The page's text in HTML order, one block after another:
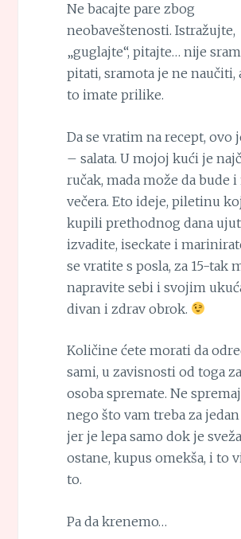
Ne bacajte pare zbog
neobaveštenosti. Istražujte,
„guglajte“, pitajte… nije
pitati, sramota je ne naučiti,
to imate prilike.
Da se vratim na recept, ovo
– salata. U mojoj kući je
ručak, mada može da bude i
večera. Eto ideje, piletinu
kupili prethodnog dana
izvadite, iseckate i
se vratite s posla, za 15-tak
napravite sebi i svojim
divan i zdrav obrok.
Količine ćete morati da
sami, u zavisnosti od toga
osoba spremate. Ne
nego što vam treba za
jer je lepa samo dok je
ostane, kupus omekša, i to
to.
Pa da krenemo…